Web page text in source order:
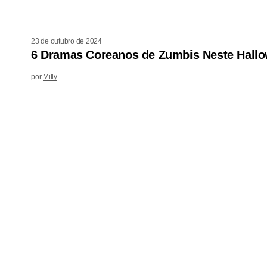
23 de outubro de 2024
6 Dramas Coreanos de Zumbis Neste
por Milly